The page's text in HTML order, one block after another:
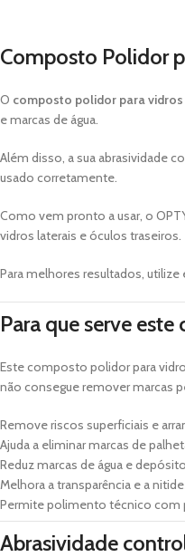
Composto Polidor
O composto polidor para vidros
e marcas de água.
Além disso, a sua abrasividade
usado corretamente.
Como vem pronto a usar, o
vidros laterais e óculos traseiros.
Para melhores resultados,
Para que serve
Este composto polidor para
não consegue remover marcas
Remove riscos superficiais e
Ajuda a eliminar marcas de
Reduz marcas de água e
Melhora a transparência e a
Permite polimento técnico com
Abrasividade